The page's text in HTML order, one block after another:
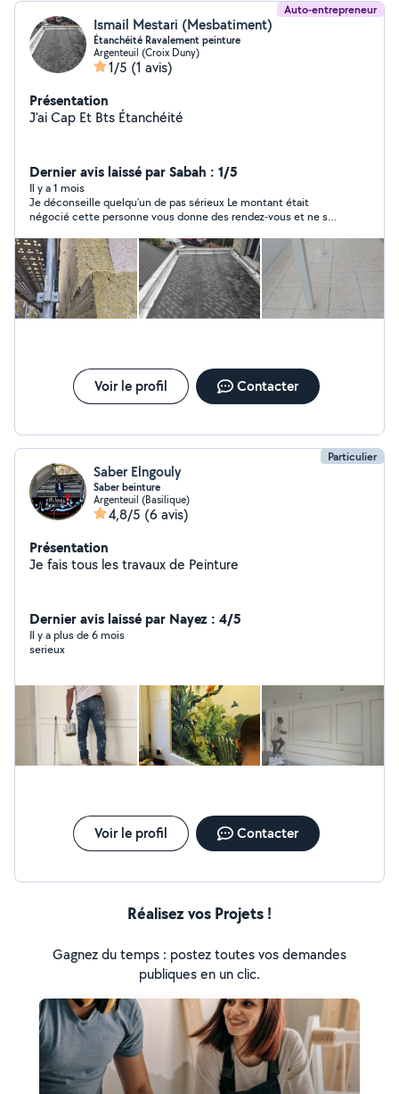
Auto-entrepreneur
Ismail Mestari (Mesbatiment)
Étanchéité Ravalement peinture
Argenteuil (Croix Duny)
1/5 (1 avis)
Présentation
J'ai Cap Et Bts Étanchéité
Dernier avis laissé par Sabah : 1/5
Il y a 1 mois
Je déconseille quelqu’un de pas sérieux Le montant était
négocié cette personne vous donne des rendez-vous et ne se
Voir le profil Contacter
Particulier
Saber Elngouly
Saber beinture
Argenteuil (Basilique)
4,8/5 (6 avis)
Présentation
Je fais tous les travaux de Peinture
Dernier avis laissé par Nayez : 4/5
Il y a plus de 6 mois
serieux
Voir le profil Contacter
Réalisez vos Projets !
Gagnez du temps : postez toutes vos demandes
publiques en un clic.